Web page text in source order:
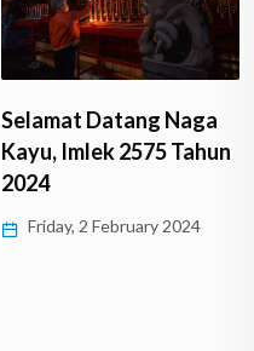
Selamat Datang Naga
Kayu, Imlek 2575 Tahun
2024
Friday, 2 February 2024